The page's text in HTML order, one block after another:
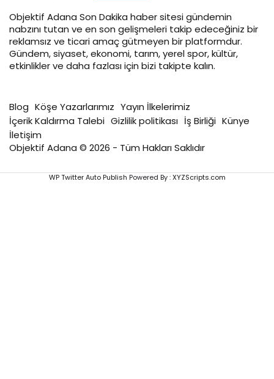
Objektif Adana Son Dakika haber sitesi gündemin
nabzını tutan ve en son gelişmeleri takip edeceğiniz bir
reklamsız ve ticari amaç gütmeyen bir platformdur.
Gündem, siyaset, ekonomi, tarım, yerel spor, kültür,
etkinlikler ve daha fazlası için bizi takipte kalın.
Blog Köşe Yazarlarımız Yayın İlkelerimiz
İçerik Kaldırma Talebi Gizlilik politikası İş Birliği Künye
İletişim
Objektif Adana © 2026 - Tüm Hakları Saklıdır
WP Twitter Auto Publish Powered By :XYZScripts.com